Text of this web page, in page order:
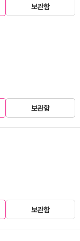
보관함
보관함
보관함